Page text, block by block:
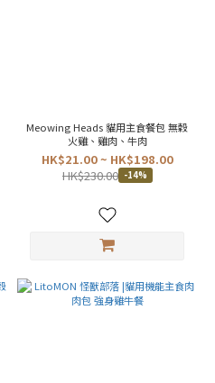
Meowing Heads 貓用主食餐包 無穀
火雞、雞肉、牛肉
HK$21.00 ~ HK$198.00
HK$230.00 -14%